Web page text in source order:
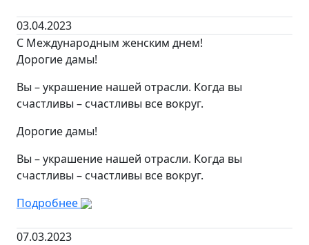
03.04.2023
С Международным женским днем!
Дорогие дамы!
Вы – украшение нашей отрасли. Когда вы
счастливы – счастливы все вокруг.
Дорогие дамы!
Вы – украшение нашей отрасли. Когда вы
счастливы – счастливы все вокруг.
Подробнее
07.03.2023